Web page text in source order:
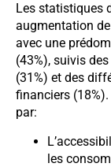
Les statistiques
augmentation
avec une
(43%), suivis
(31%) et des
financiers
par:
les